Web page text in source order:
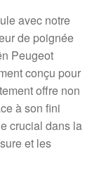
avec notre
de poignée
Peugeot
conçu pour
offre non
à son fini
crucial dans la
et les